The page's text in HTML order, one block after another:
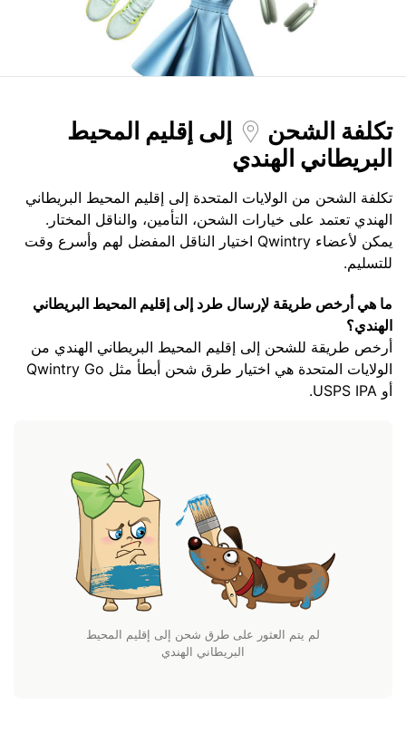
تكلفة الشحن
إلى إقليم المحيط
البريطاني الهندي
تكلفة الشحن من الولايات المتحدة إلى إقليم المحيط البريطاني
الهندي تعتمد على خيارات الشحن، التأمين، والناقل المختار.
يمكن لأعضاء Qwintry اختيار الناقل المفضل لهم وأسرع وقت
للتسليم.
ما هي أرخص طريقة لإرسال طرد إلى إقليم المحيط البريطاني
الهندي؟
أرخص طريقة للشحن إلى إقليم المحيط البريطاني الهندي من
الولايات المتحدة هي اختيار طرق شحن أبطأ مثل Qwintry Go
أو USPS IPA.
لم يتم العثور على طرق شحن إلى إقليم المحيط
البريطاني الهندي